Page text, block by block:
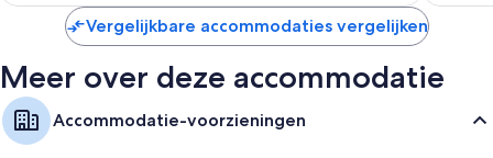
Vergelijkbare accommodaties vergelijken
Meer over deze accommodatie
Accommodatie-voorzieningen